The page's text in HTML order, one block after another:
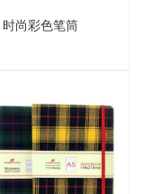
时尚彩色笔筒